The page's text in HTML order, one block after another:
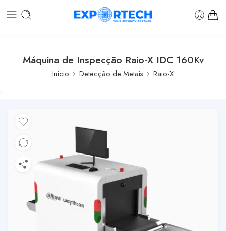
Máquina de Inspecção Raio-X IDC 160Kv
Início Detecção de Metais Raio-X